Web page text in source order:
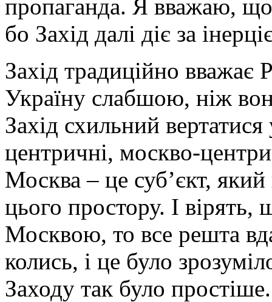
пропаганда. Я вважаю,
бо Захід далі діє за
Захід традиційно
Україну слабшою, ніж
Захід схильний
центричні, москво-
Москва – це суб’єкт,
цього простору. І
Москвою, то все решта
колись, і це було
Заходу так було